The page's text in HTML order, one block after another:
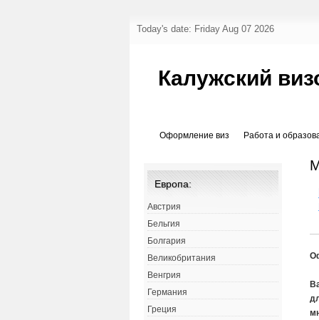
Today's date: Friday Aug 07 2026
Калужский
Оформление виз Работа и
Европа:
Австрия
Бельгия
Болгария
Великобритания
Венгрия
Германия
Греция